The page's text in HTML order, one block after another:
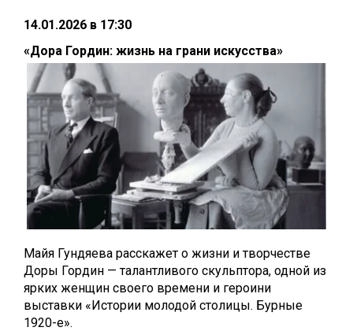
14.01.2026 в 17:30
«Дора Гордин: жизнь на грани искусства»
Maйя Гундяева расскажет о жизни и творчестве
Доры Гордин — талантливого скульптора, одной из
ярких женщин своего времени и героини
выставки «Истории молодой столицы. Бурные
1920-е».